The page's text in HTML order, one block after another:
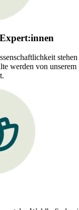
stehen
werden von unserem